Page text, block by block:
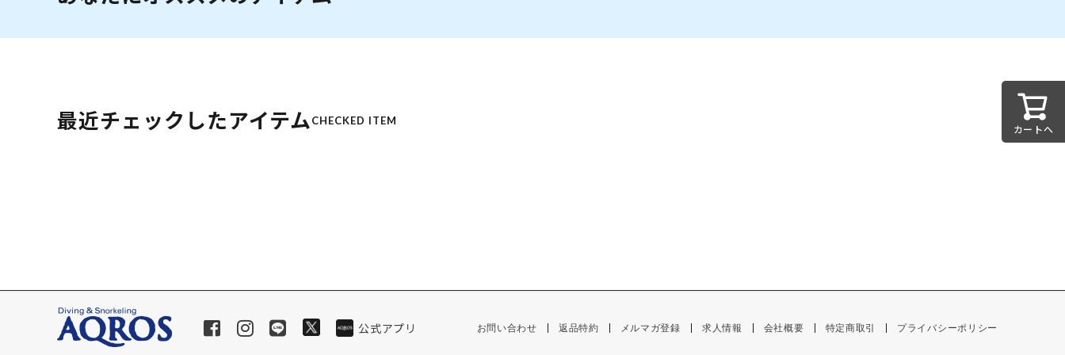
最近チェックしたアイテムCHECKED ITEM
カートへ
公式アプリ お問い合わせ 返品特約 メルマガ登録 求人情報 会社概要 特定商取引 プライバシーポリシー